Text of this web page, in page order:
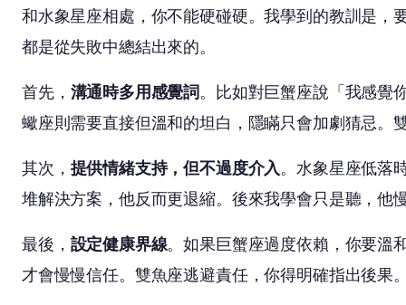
和水象星座相處，你不能硬碰硬。我學到的教訓是，
都是從失敗中總結出來的。
首先， 溝通時多用感覺詞。比如對巨蟹座說「我感覺
蠍座則需要直接但溫和的坦白，隱瞞只會加劇猜忌。
其次， 提供情緒支持，但不過度介入。水象星座低落
堆解決方案，他反而更退縮。後來我學會只是聽，他
最後， 設定健康界線。如果巨蟹座過度依賴，你要溫
才會慢慢信任。雙魚座逃避責任，你得明確指出後果